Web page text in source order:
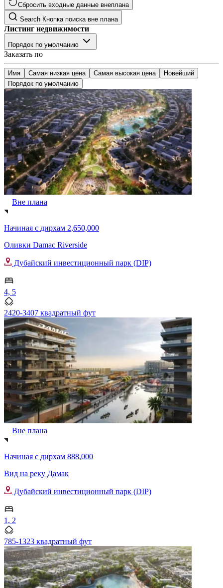
Сбросить входные данные внеплана
Search Кнопка поиска вне плана
Листинг недвижимости
Порядок по умолчанию
Заказать по
Имя Самая низкая цена Самая высокая цена
Новейший
Порядок по умолчанию
Вне плана
Начиная с дирхам 2,650,000
Оливки Damac Riverside
Дубайский инвестиционный парк (DIP)
4, 5
2420-3407 квадратный фут
Вне плана
Начиная с дирхам 888,000
Вид на реку Дамак
Дубайский инвестиционный парк (DIP)
1, 2
785-1323 квадратный фут